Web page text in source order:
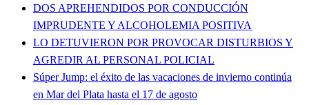
DOS APREHENDIDOS POR CONDUCCIÓN
IMPRUDENTE Y ALCOHOLEMIA POSITIVA
LO DETUVIERON POR PROVOCAR DISTURBIOS Y
AGREDIR AL PERSONAL POLICIAL
Súper Jump: el éxito de las vacaciones de invierno continúa
en Mar del Plata hasta el 17 de agosto